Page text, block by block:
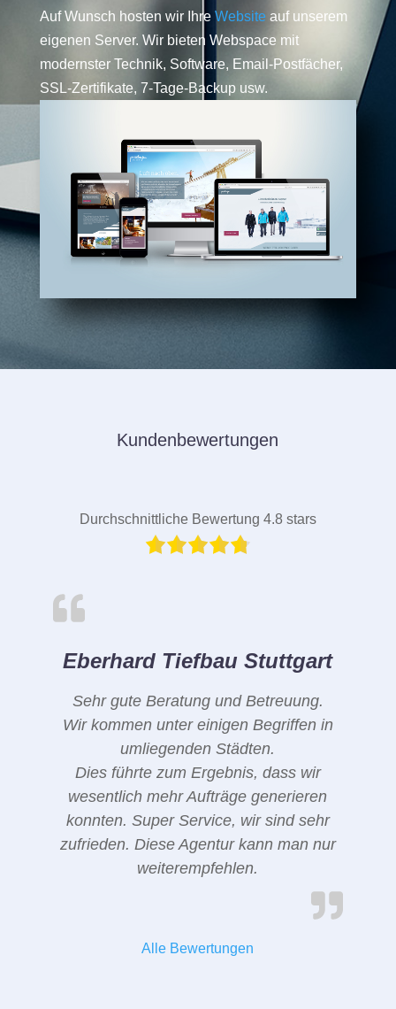
Auf Wunsch hosten wir Ihre Website auf unserem
eigenen Server. Wir bieten Webspace mit
modernster Technik, Software, Email-Postfächer,
SSL-Zertifikate, 7-Tage-Backup usw.
Kundenbewertungen
Durchschnittliche Bewertung 4.8 stars
Eberhard Tiefbau Stuttgart
Sehr gute Beratung und Betreuung.
Wir kommen unter einigen Begriffen in
umliegenden Städten.
Dies führte zum Ergebnis, dass wir
wesentlich mehr Aufträge generieren
konnten. Super Service, wir sind sehr
zufrieden. Diese Agentur kann man nur
weiterempfehlen.
Alle Bewertungen